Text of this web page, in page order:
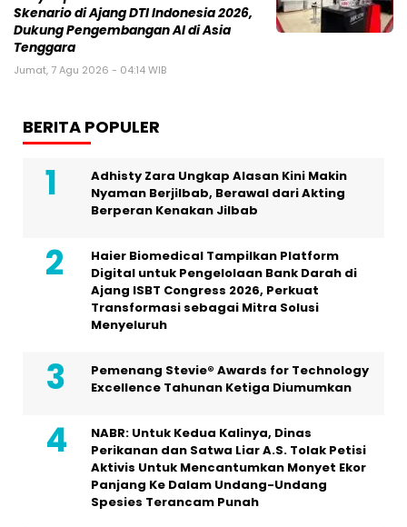
Skenario di Ajang DTI Indonesia 2026,
Dukung Pengembangan AI di Asia
Tenggara
Jumat, 7 Agu 2026 - 04:14 WIB
BERITA POPULER
Adhisty Zara Ungkap Alasan Kini Makin
Nyaman Berjilbab, Berawal dari Akting
Berperan Kenakan Jilbab
Haier Biomedical Tampilkan Platform
Digital untuk Pengelolaan Bank Darah di
Ajang ISBT Congress 2026, Perkuat
Transformasi sebagai Mitra Solusi
Menyeluruh
Pemenang Stevie® Awards for Technology
Excellence Tahunan Ketiga Diumumkan
NABR: Untuk Kedua Kalinya, Dinas
Perikanan dan Satwa Liar A.S. Tolak Petisi
Aktivis Untuk Mencantumkan Monyet Ekor
Panjang Ke Dalam Undang-Undang
Spesies Terancam Punah